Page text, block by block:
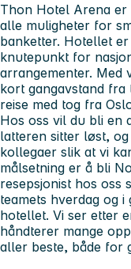
Thon Hotel Arena
alle muligheter for
banketter. Hotellet
knutepunkt for
arrangementer. Med
kort gangavstand fra
reise med tog fra
Hos oss vil du bli en
latteren sitter løst,
kollegaer slik at vi
målsetning er å bli
resepsjonist hos oss
teamets hverdag og
hotellet. Vi ser etter
håndterer mange
aller beste, både for